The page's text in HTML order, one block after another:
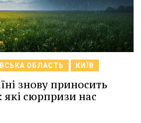
ОБЛАСТЬ КИЇВ
знову приносить
які сюрпризи нас